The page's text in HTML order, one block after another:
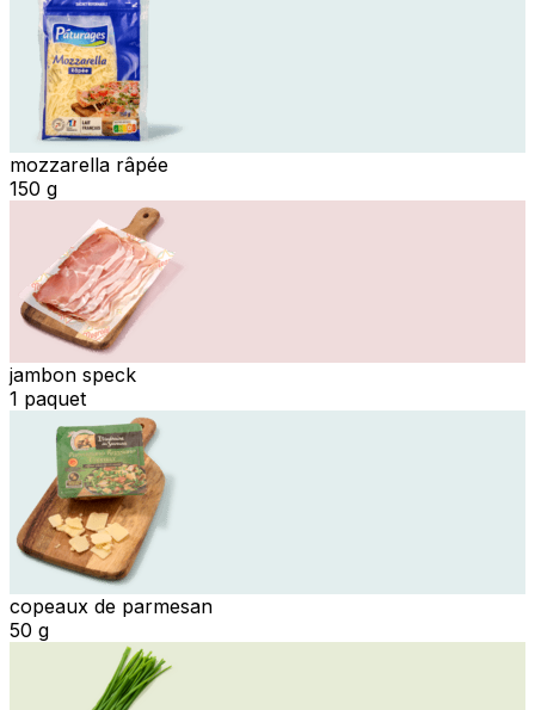
mozzarella râpée
150 g
jambon speck
1 paquet
copeaux de parmesan
50 g